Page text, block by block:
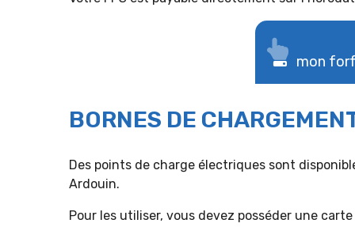
mon
BORNES DE
Des points de charge électriques sont
Ardouin.
Pour les utiliser, vous devez posséder une